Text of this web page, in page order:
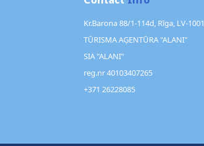
Kr.Barona 88/1-114d, Rīga, LV-1001
TŪRISMA AĢENTŪRA "ALANI"
SIA "ALANI"
reg.nr 40103407265
+371 26228085